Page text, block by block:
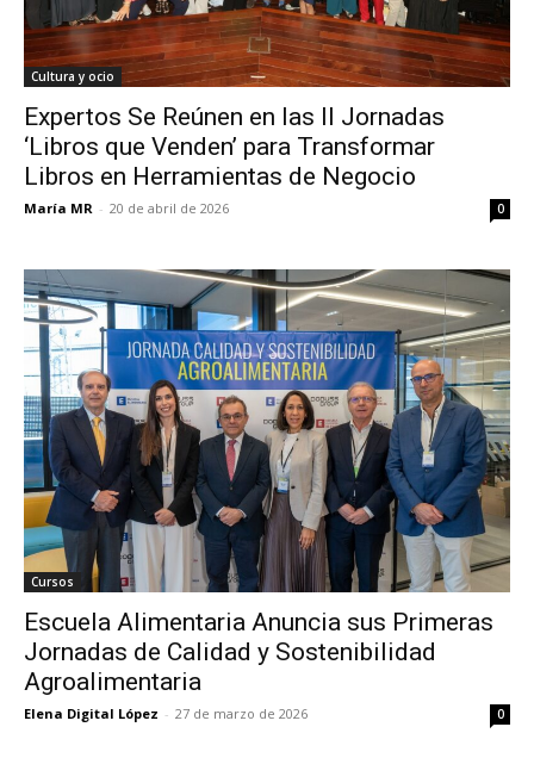
Cultura y ocio
Expertos Se Reúnen en las II Jornadas
‘Libros que Venden’ para Transformar
Libros en Herramientas de Negocio
María MR - 20 de abril de 2026 0
Cursos
Escuela Alimentaria Anuncia sus Primeras
Jornadas de Calidad y Sostenibilidad
Agroalimentaria
Elena Digital López - 27 de marzo de 2026 0